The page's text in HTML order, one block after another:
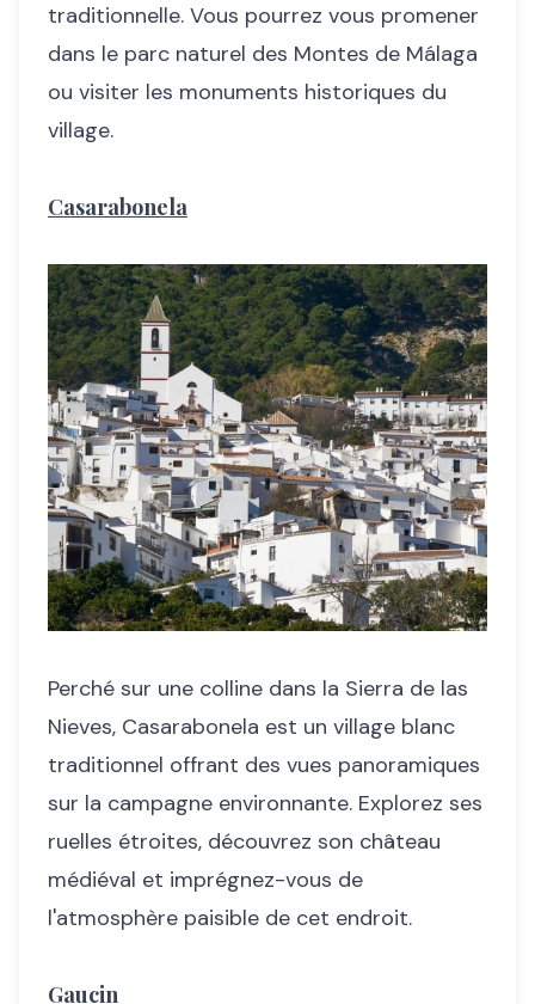
traditionnelle. Vous pourrez vous promener
dans le parc naturel des Montes de Málaga
ou visiter les monuments historiques du
village.
Casarabonela
Perché sur une colline dans la Sierra de las
Nieves, Casarabonela est un village blanc
traditionnel offrant des vues panoramiques
sur la campagne environnante. Explorez ses
ruelles étroites, découvrez son château
médiéval et imprégnez-vous de
l'atmosphère paisible de cet endroit.
Gaucin